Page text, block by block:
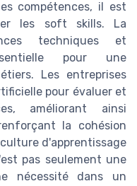
compétences, il est
les soft skills. La
techniques et
pour une
Les entreprises
pour évaluer et
améliorant ainsi
la cohésion
d'apprentissage
pas seulement une
nécessité dans un